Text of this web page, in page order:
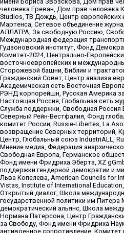
человека Ереван, Дом прав человека
Studios, ТВ Дождь, Центр
Мартенса, Сетевое объединение
АЛЛАТРА, За свободную Россию,
Международная федерация
Гудзоновский институт, Фонд
Комитет-2024, Центрально-
восточноевропейских и
Сторожевой башни, Библии и
Гражданский Совет, Центр анализа
Академическая сеть Восточная
РЭНД корпорейшн, Русская Америка
Настоящая Россия, Глобальная сеть
Служба поддержки, Свободная Россия
Северный Рейн-Вестфалия, Фонд
комитет России, Russie-Libertes, La
возвращение Северных территорий,
Центр, Глобальный союз IndustriALL,
Мнение медиа, Федерация
Свободная Европа, Германское
Фонд имени Фридриха Эберта, XZ
поддержки гендерной демократии и
Льва Копелева, American Councils for
Vistas, Institute of International
Открытый диалог, Школа
государственной политики им Питера
демократический альянс, Школа
Нормана Патерсона, Центр
за Свободу, Фонд имени Фридриха
антивоенное сопротивление, Комитет